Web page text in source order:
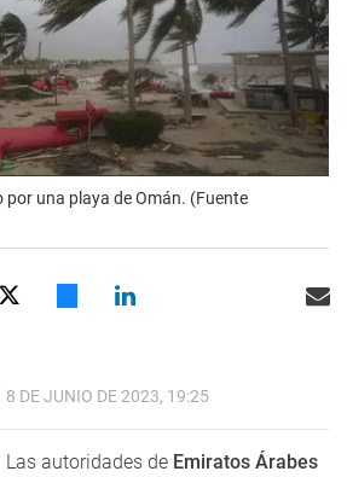
por una playa de Omán. (Fuente
8 DE JUNIO DE 2023, 19:25
Las autoridades de Emiratos Árabes